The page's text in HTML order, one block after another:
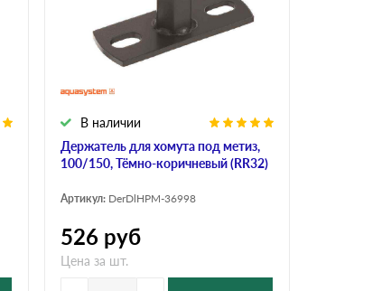
Держатель для хомута под метиз,
100/150, Тёмно-коричневый (RR32)
В наличии
Артикул: DerDlHPM-36998
526 руб
Цена за шт.